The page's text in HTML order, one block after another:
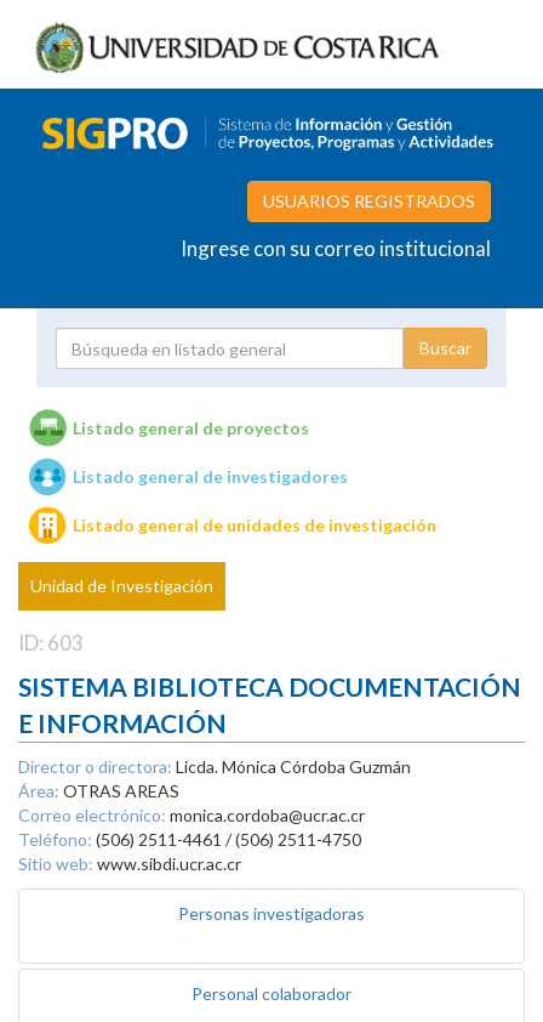
USUARIOS REGISTRADOS
Ingrese con su correo institucional
Unidades de investigación
Listado general de proyectos
Listado general de investigadores
Listado general de unidades de investigación
Unidad de Investigación
ID: 603
SISTEMA BIBLIOTECA DOCUMENTACIÓN
E INFORMACIÓN
Director o directora: Licda. Mónica Córdoba Guzmán
Área: OTRAS AREAS
Correo electrónico: monica.cordoba@ucr.ac.cr
Teléfono: (506) 2511-4461 / (506) 2511-4750
Sitio web: www.sibdi.ucr.ac.cr
Personas investigadoras
Personal colaborador